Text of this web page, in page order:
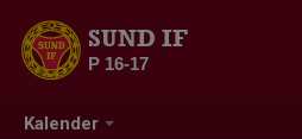
Kalender
SUND IF
P 16-17